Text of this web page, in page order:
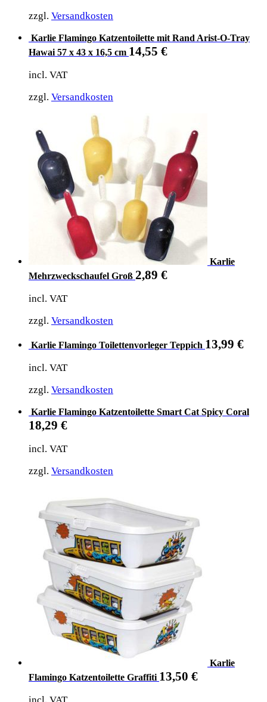
zzgl. Versandkosten
Karlie Flamingo Katzentoilette mit Rand Arist-O-Tray
Hawai 57 x 43 x 16,5 cm 14,55 €
incl. VAT
zzgl. Versandkosten
Karlie
Mehrzweckschaufel Groß 2,89 €
incl. VAT
zzgl. Versandkosten
Karlie Flamingo Toilettenvorleger Teppich 13,99 €
incl. VAT
zzgl. Versandkosten
Karlie Flamingo Katzentoilette Smart Cat Spicy Coral
18,29 €
incl. VAT
zzgl. Versandkosten
Karlie
Flamingo Katzentoilette Graffiti 13,50 €